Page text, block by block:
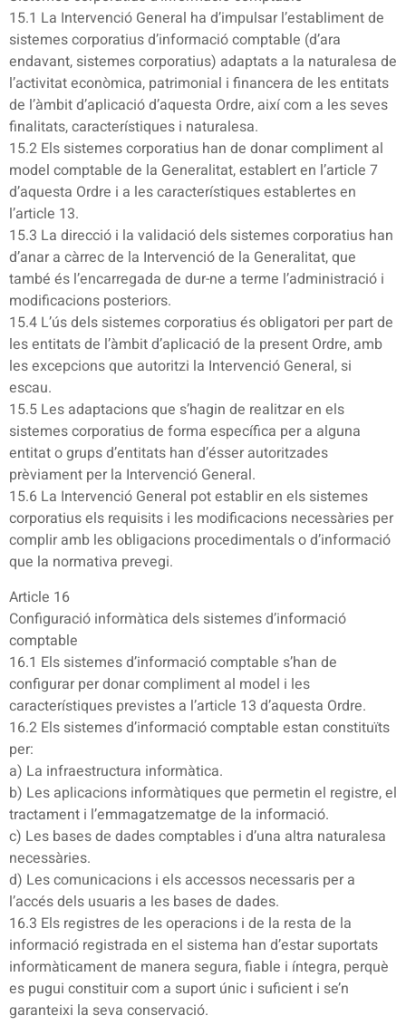
15.1 La Intervenció General ha d’impulsar l’establiment de
sistemes corporatius d’informació comptable (d’ara
endavant, sistemes corporatius) adaptats a la naturalesa de
l’activitat econòmica, patrimonial i financera de les entitats
de l’àmbit d’aplicació d’aquesta Ordre, així com a les seves
finalitats, característiques i naturalesa.
15.2 Els sistemes corporatius han de donar compliment al
model comptable de la Generalitat, establert en l’article 7
d’aquesta Ordre i a les característiques establertes en
l’article 13.
15.3 La direcció i la validació dels sistemes corporatius han
d’anar a càrrec de la Intervenció de la Generalitat, que
també és l’encarregada de dur-ne a terme l’administració i
modificacions posteriors.
15.4 L’ús dels sistemes corporatius és obligatori per part de
les entitats de l’àmbit d’aplicació de la present Ordre, amb
les excepcions que autoritzi la Intervenció General, si
escau.
15.5 Les adaptacions que s’hagin de realitzar en els
sistemes corporatius de forma específica per a alguna
entitat o grups d’entitats han d’ésser autoritzades
prèviament per la Intervenció General.
15.6 La Intervenció General pot establir en els sistemes
corporatius els requisits i les modificacions necessàries per
complir amb les obligacions procedimentals o d’informació
que la normativa prevegi.
Article 16
Configuració informàtica dels sistemes d’informació
comptable
16.1 Els sistemes d’informació comptable s’han de
configurar per donar compliment al model i les
característiques previstes a l’article 13 d’aquesta Ordre.
16.2 Els sistemes d’informació comptable estan constituïts
per:
a) La infraestructura informàtica.
b) Les aplicacions informàtiques que permetin el registre, el
tractament i l’emmagatzematge de la informació.
c) Les bases de dades comptables i d’una altra naturalesa
necessàries.
d) Les comunicacions i els accessos necessaris per a
l’accés dels usuaris a les bases de dades.
16.3 Els registres de les operacions i de la resta de la
informació registrada en el sistema han d’estar suportats
informàticament de manera segura, fiable i íntegra, perquè
es pugui constituir com a suport únic i suficient i se’n
garanteixi la seva conservació.